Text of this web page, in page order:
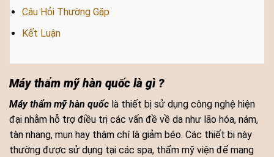
Câu Hỏi Thường Gặp
Kết Luận
Máy thẩm mỹ hàn quốc là gì ?
Máy thẩm mỹ hàn quốc là thiết bị sử dụng công nghệ hiện
đại nhằm hỗ trợ điều trị các vấn đề về da như lão hóa, nám,
tàn nhang, mụn hay thậm chí là giảm béo. Các thiết bị này
thường được sử dụng tại các spa, thẩm mỹ viện để mang